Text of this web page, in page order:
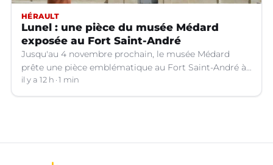
HÉRAULT
Lunel : une pièce du musée Médard
exposée au Fort Saint-André
Jusqu'au 4 novembre prochain, le musée Médard
prête une pièce emblématique au Fort Saint-André à
Villeneuve-lez-Avignon (Gard).
il y a 12 h 1 min